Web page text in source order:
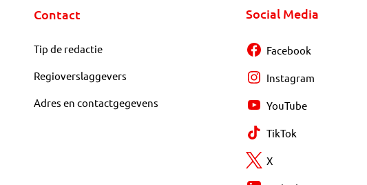
Contact
Tip de redactie
Regioverslaggevers
Adres en contactgegevens
Social Media
Facebook
Instagram
YouTube
TikTok
X